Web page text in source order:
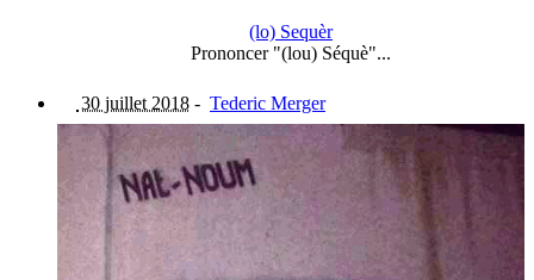
(lo) Sequèr
Prononcer "(lou) Séquè"...
30 juillet 2018 - Tederic Merger